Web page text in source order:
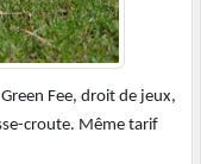
Fee, droit de jeux,
croute. Même tarif